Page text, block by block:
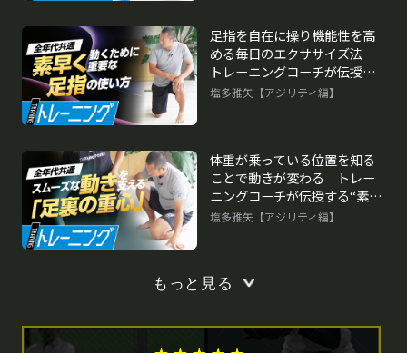
足指を自在に操り機能性を高
める毎日のエクササイズ法
トレーニングコーチが伝授す
る“素早く動く”ための心得
塩多雅矢【アジリティ編】
体重が乗っている位置を知る
ことで動きが変わる トレー
ニングコーチが伝授する“素早
く動く”ための心得
塩多雅矢【アジリティ編】
もっと見る